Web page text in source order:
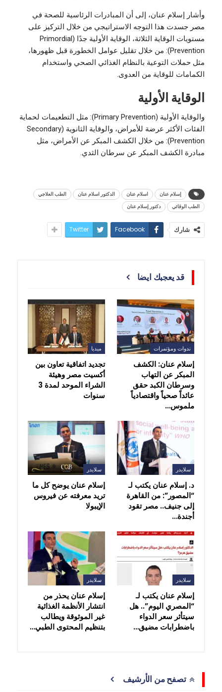
وأشار إسلام عنان، إلى أن المبادرات الرئاسية للصحة في
مصر جسدت هذا التوجه الاستراتيجي من خلال التركيز على
مستويات الوقاية الثلاثة، الوقاية الأولية جدًا (Primordial
Prevention): من خلال تقليل عوامل الخطورة قبل ظهورها،
مثل حملات التوعية بالنظام الغذائي الصحي واستخدام
الكمامات للوقاية من العدوى.
الوقاية الأولية
والوقاية الأولية (Primary Prevention): مثل التطعيمات لحماية
الفئات الأكثر عرضة للأمراض، والوقاية الثانوية (Secondary
Prevention): من خلال الكشف المبكر عن الأمراض، مثل
مبادرة الكشف المبكر عن سرطان الثدي.
إسلام عنان اسلام عنان الدكتور اسلام عنان
الطب العلاجي
الطب الوقائي
دكتور إسلام عنان
شارك Facebook
Twitter
قد يعجبك ايضا
ندوات ومؤتمرات
إسلام عنان: الكشف
المبكر عن التهاب
وسرطان الكبد حقق
عائداً صحياً واقتصادياً
ملموس…
ميديا
تجديد اتفاقية تعاون بين
أكسيت مصر وهيئة
الشراء الموحد لمدة 3
سنوات
سلايدر
د. إسلام عنان يكتب لـ
“المصور”: من القاهرة
إلى جنيف.. مصر تقود
أجندة…
سلايدر
إسلام عنان يوضح كل ما
تريد معرفته عن فيروس
الإيبولا
سلايدر
إسلام عنان يكتب لـ
“المصري اليوم”.. هل
سيتأثر سعر الدواء
باضطرابات مضيق…
سلايدر
إسلام عنان يحذر من
انتشار الأنظمة الغذائية
غير الموثوقة ويطالب
بتنظيم المحتوى الطبي…
تصفح من الأرشيف